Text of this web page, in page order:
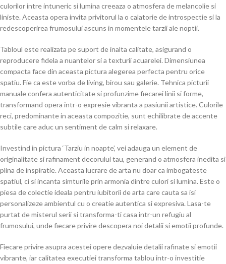
culorilor intre intuneric si lumina creeaza o atmosfera de melancolie si
liniste. Aceasta opera invita privitorul la o calatorie de introspectie si la
redescoperirea frumosului ascuns in momentele tarzii ale noptii.
Tabloul este realizata pe suport de inalta calitate, asigurand o
reproducere fidela a nuantelor si a texturii acuarelei. Dimensiunea
compacta face din aceasta pictura alegerea perfecta pentru orice
spatiu. Fie ca este vorba de living, birou sau galerie. Tehnica picturii
manuale confera autenticitate si profunzime fiecarei linii si forme,
transformand opera intr-o expresie vibranta a pasiunii artistice. Culorile
reci, predominante in aceasta compozitie, sunt echilibrate de accente
subtile care aduc un sentiment de calm si relaxare.
Investind in pictura ‘Tarziu in noapte’, vei adauga un element de
originalitate si rafinament decorului tau, generand o atmosfera inedita si
plina de inspiratie. Aceasta lucrare de arta nu doar ca imbogateste
spatiul, ci si incanta simturile prin armonia dintre culori si lumina. Este o
piesa de colectie ideala pentru iubitorii de arta care cauta sa isi
personalizeze ambientul cu o creatie autentica si expresiva. Lasa-te
purtat de misterul serii si transforma-ti casa intr-un refugiu al
frumosului, unde fiecare privire descopera noi detalii si emotii profunde.
Fiecare privire asupra acestei opere dezvaluie detalii rafinate si emotii
vibrante, iar calitatea executiei transforma tablou intr-o investitie